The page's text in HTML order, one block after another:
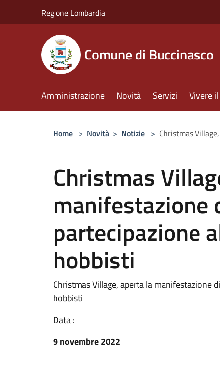
Regione Lombardia
Comune di Buccinasco
Amministrazione Novità Servizi Vivere
Home > Novità > Notizie > Christmas
Christmas
manifestazione
partecipazione
hobbisti
Christmas Village, aperta la manifestazione
hobbisti
Data :
9 novembre 2022